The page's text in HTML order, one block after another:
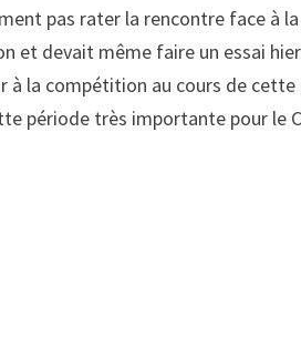
pas rater la rencontre face à
et devait même faire un essai
à la compétition au cours de
période très importante pour le